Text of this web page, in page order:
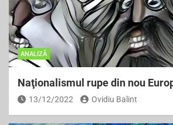
ANALIZĂ
Naţionalismul rupe din nou
13/12/2022 Ovidiu Balint